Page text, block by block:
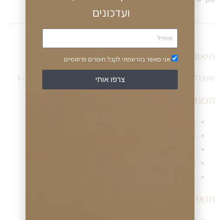
תיאור שעון:
שעון גלרי אלגנטי לנשים עף גוף שעון זהוב מרובע עם תאריכון בספרה 6
תכונות שעון:
גוף השעון – פלדת אל חלד זהובה
רצועת השעון – פלדת אל חלד זהובה
עמיד במים – 30 מטר / 99 רגל
תנאי תשלום ומשלוח שעון:
ועדכונים
אני מאשר בהרשמתי לקבל חומרים פרסומיים
צרפו אותי